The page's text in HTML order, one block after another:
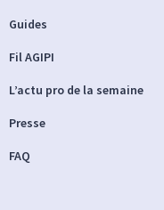
Guides
Fil AGIPI
L’actu pro de la semaine
Presse
FAQ